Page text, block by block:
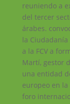
reuniendo a
del tercer
árabes.
la
a la FCV a
Martí, gestor
una entidad
europeo en
foro